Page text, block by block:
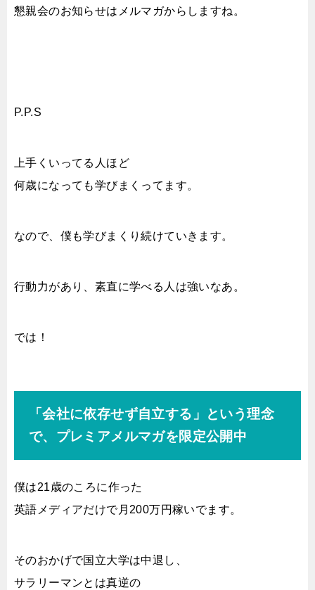
懇親会のお知らせはメルマガからしますね。
P.P.S
上手くいってる人ほど
何歳になっても学びまくってます。
なので、僕も学びまくり続けていきます。
行動力があり、素直に学べる人は強いなあ。
では！
「会社に依存せず自立する」という理念
で、プレミアメルマガを限定公開中
僕は21歳のころに作った
英語メディアだけで月200万円稼いでます。
そのおかげで国立大学は中退し、
サラリーマンとは真逆の